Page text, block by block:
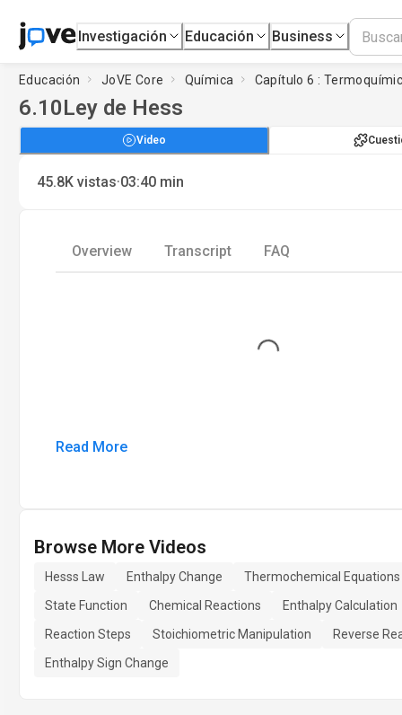
Investigación Educación Business
Educación JoVE Core Química Capítulo 6 :
6.10Ley de Hess
Video
45.8K vistas·03:40 min
Overview Transcript FAQ
Loading...
Read More
Browse More Videos
Hesss Law Enthalpy Change
Thermochemical Equations
State Function
Chemical Reactions
Enthalpy Calculation
Reaction Steps
Stoichiometric Manipulation
Reverse
Enthalpy Sign Change